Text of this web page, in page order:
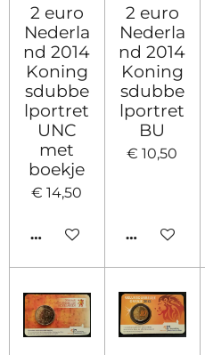
2 euro
Nederla
nd 2014
Koning
sdubbe
lportret
UNC
met
boekje
€ 14,50
IN WINKELWAGEN
2 euro
Nederla
nd 2014
Koning
sdubbe
lportret
BU
€ 10,50
IN